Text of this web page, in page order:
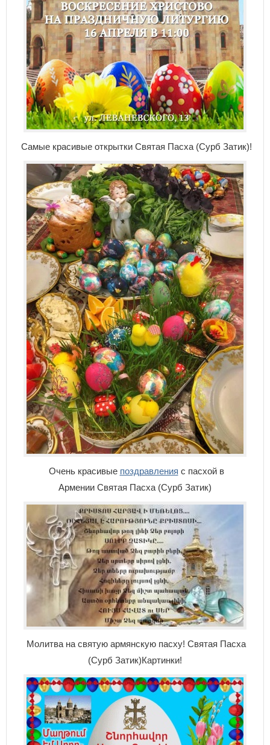
Самые красивые открытки Святая Пасха (Сурб Затик)!
Очень красивые поздравления с пасхой в
Армении Святая Пасха (Сурб Затик)
Молитва на святую армянскую пасху! Святая Пасха
(Сурб Затик)Картинки!